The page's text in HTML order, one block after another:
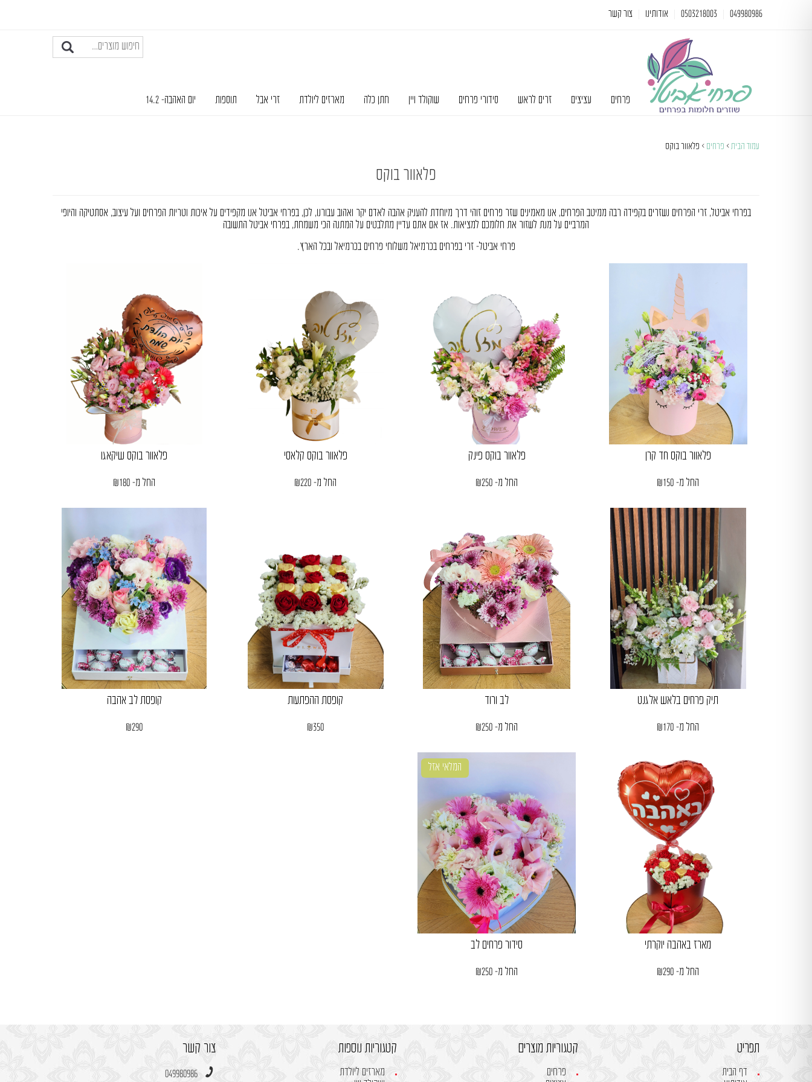
049980986
0503218003 אודותינו צור קשר
פרחים עציצים זרים לראש סידורי פרחים שוקולד ויין חתן כלה מארזים ליולדת זרי אבל תוספות יום האהבה- 14.2
עמוד הבית > פרחים > פלאוור בוקס
פלאוור בוקס
בפרחי אביטל, זרי הפרחים נשזרים בקפידה רבה ממיטב הפרחים, אנו מאמינים שזר פרחים זוהי דרך מיוחדת להעניק אהבה לאדם יקר ואהוב עבורנו, לכן, בפרחי אביטל אנו מקפידים על איכות וטריות הפרחים ועל עיצוב, אסתטיקה והיופי
המרביים על מנת לשזור את חלומכם למציאות. אז אם אתם עדיין מתלבטים על המתנה הכי משמחת, בפרחי אביטל התשובה
פרחי אביטל- זרי בפרחים בכרמיאל משלוחי פרחים בכרמיאל ובכל הארץ.
פלאוור בוקס חד קרן
החל מ- ₪150
פלאוור בוקס פינק
החל מ- ₪250
פלאוור בוקס קלאסי
החל מ- ₪220
פלאוור בוקס שיקאגו
החל מ- ₪180
תיק פרחים בלאש אלגנט
החל מ- ₪170
לב ורוד
החל מ- ₪250
קופסת ההפתעות
₪350
קופסת לב אהבה
₪290
מארז באהבה יוקרתי
החל מ- ₪290
המלאי אזל
סידור פרחים לב
החל מ- ₪250
תפריט
דף הבית
קטגוריות מוצרים
פרחים
קטגוריות נוספות
מארזים ליולדת
צור קשר
049980986